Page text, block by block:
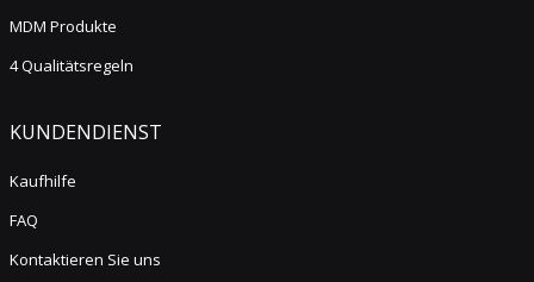
MDM Produkte
4 Qualitätsregeln
KUNDENDIENST
Kaufhilfe
FAQ
Kontaktieren Sie uns